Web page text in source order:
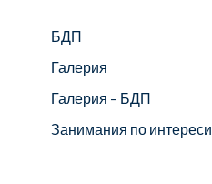
БДП
Галерия
Галерия – БДП
Занимания по интереси